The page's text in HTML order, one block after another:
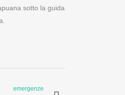
sotto la guida
emergenze